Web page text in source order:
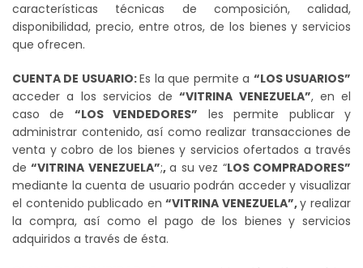
características técnicas de composición, calidad,
disponibilidad, precio, entre otros, de los bienes y servicios
que ofrecen.
CUENTA DE USUARIO:Es la que permite a “LOS USUARIOS”
acceder a los servicios de“VITRINA VENEZUELA”, en el
caso de “LOS VENDEDORES” les permite publicar y
administrar contenido, así como realizar transacciones de
venta y cobro de los bienes y servicios ofertados a través
de“VITRINA VENEZUELA”;,a su vez “LOS COMPRADORES”
mediante la cuenta de usuario podrán acceder y visualizar
el contenido publicado en“VITRINA VENEZUELA”,y realizar
la compra, así como el pago de los bienes y servicios
adquiridos a través de ésta.